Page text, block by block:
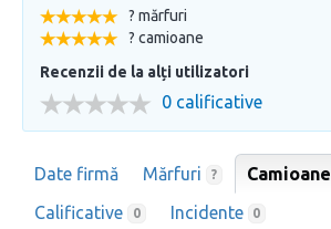
? mărfuri
? camioane
Recenzii de la alți utilizatori
0 calificative
Date firmă Mărfuri ? Camioane
Calificative 0 Incidente 0